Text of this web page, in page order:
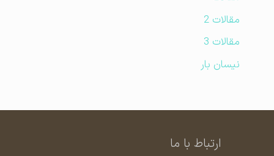
مقالات 2
مقالات 3
نیسان بار
ارتباط با ما